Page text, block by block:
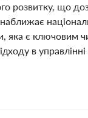
розвитку, що
яка є ключовим
в